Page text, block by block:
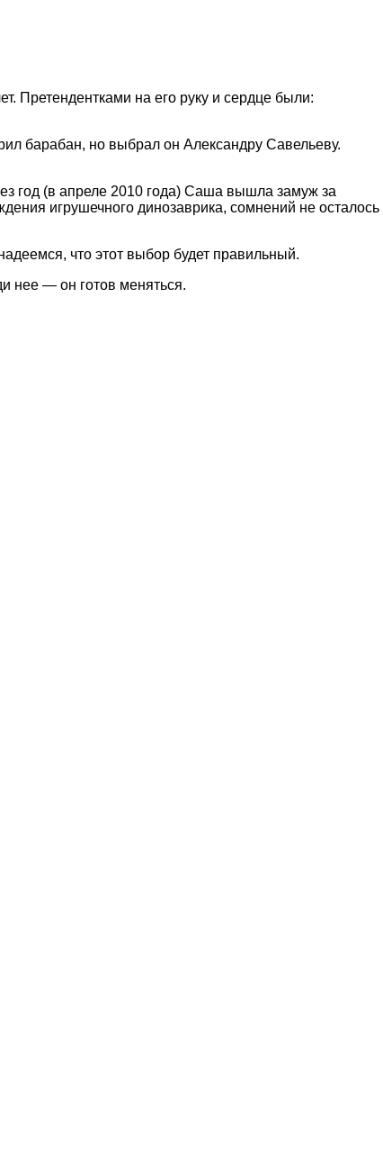
Претендентками на его руку и сердце были:
барабан, но выбрал он Александру Савельеву.
год (в апреле 2010 года) Саша вышла замуж за
игрушечного динозаврика, сомнений не осталось
что этот выбор будет правильный.
нее — он готов меняться.